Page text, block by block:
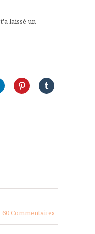
t'a laissé un
60 Commentaires